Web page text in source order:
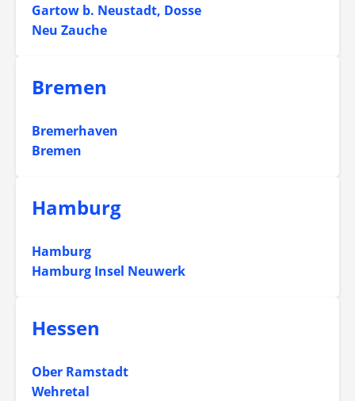
Gartow b. Neustadt, Dosse
Neu Zauche
Bremen
Bremerhaven
Bremen
Hamburg
Hamburg
Hamburg Insel Neuwerk
Hessen
Ober Ramstadt
Wehretal